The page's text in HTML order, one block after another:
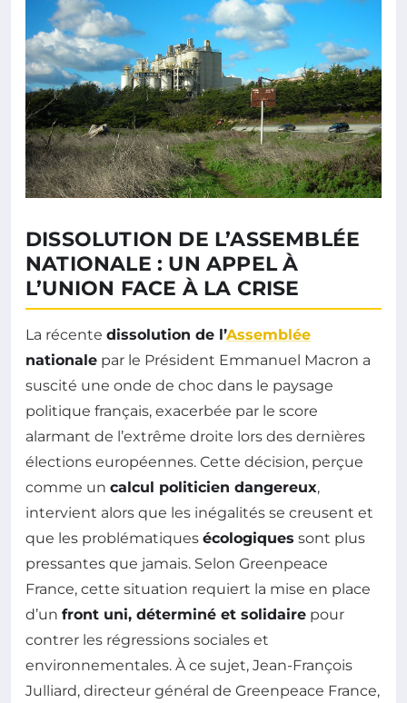
DISSOLUTION DE L’ASSEMBLÉE
NATIONALE : UN APPEL À
L’UNION FACE À LA CRISE
La récente dissolution de l’Assemblée
nationale par le Président Emmanuel Macron a
suscité une onde de choc dans le paysage
politique français, exacerbée par le score
alarmant de l’extrême droite lors des dernières
élections européennes. Cette décision, perçue
comme un calcul politicien dangereux,
intervient alors que les inégalités se creusent et
que les problématiques écologiques sont plus
pressantes que jamais. Selon Greenpeace
France, cette situation requiert la mise en place
d’un front uni, déterminé et solidaire pour
contrer les régressions sociales et
environnementales. À ce sujet, Jean-François
Julliard, directeur général de Greenpeace France,